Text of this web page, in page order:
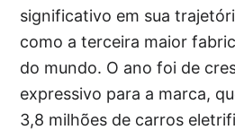
significativo em sua
como a terceira maior
do mundo. O ano foi de
expressivo para a marca,
3,8 milhões de carros